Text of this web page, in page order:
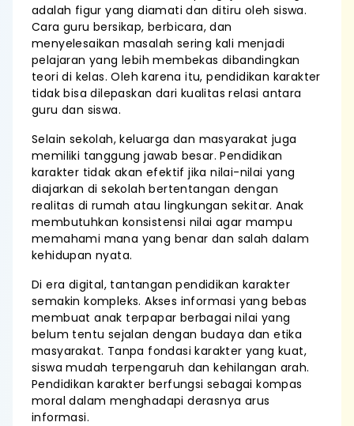
adalah figur yang diamati dan ditiru oleh siswa.
Cara guru bersikap, berbicara, dan
menyelesaikan masalah sering kali menjadi
pelajaran yang lebih membekas dibandingkan
teori di kelas. Oleh karena itu, pendidikan karakter
tidak bisa dilepaskan dari kualitas relasi antara
guru dan siswa.
Selain sekolah, keluarga dan masyarakat juga
memiliki tanggung jawab besar. Pendidikan
karakter tidak akan efektif jika nilai-nilai yang
diajarkan di sekolah bertentangan dengan
realitas di rumah atau lingkungan sekitar. Anak
membutuhkan konsistensi nilai agar mampu
memahami mana yang benar dan salah dalam
kehidupan nyata.
Di era digital, tantangan pendidikan karakter
semakin kompleks. Akses informasi yang bebas
membuat anak terpapar berbagai nilai yang
belum tentu sejalan dengan budaya dan etika
masyarakat. Tanpa fondasi karakter yang kuat,
siswa mudah terpengaruh dan kehilangan arah.
Pendidikan karakter berfungsi sebagai kompas
moral dalam menghadapi derasnya arus
informasi.